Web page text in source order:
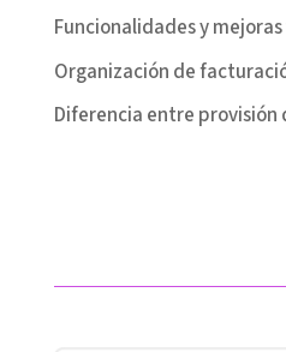
Funcionalidades y mejoras
Organización de
Diferencia entre